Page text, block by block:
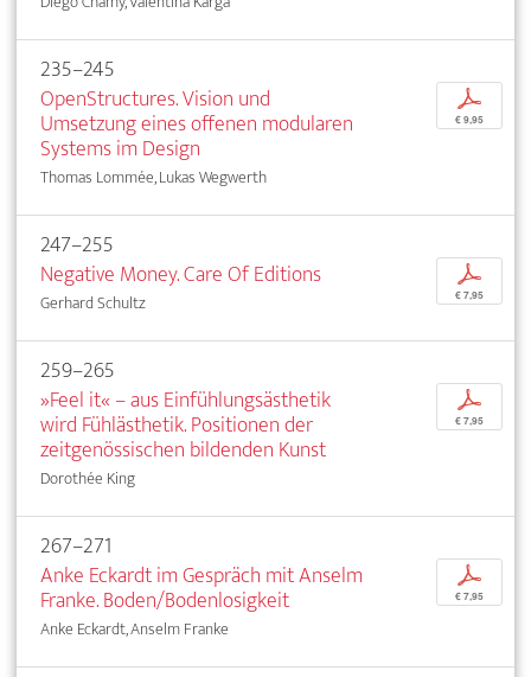
235–245
OpenStructures. Vision und
Umsetzung eines offenen modularen
Systems im Design
Thomas Lommée, Lukas Wegwerth
p
€ 9,95
247–255
Negative Money. Care Of Editions
Gerhard Schultz
p
€ 7,95
259–265
»Feel it« – aus Einfühlungsästhetik
wird Fühlästhetik. Positionen der
zeitgenössischen bildenden Kunst
Dorothée King
p
€ 7,95
267–271
Anke Eckardt im Gespräch mit Anselm
Franke. Boden/Bodenlosigkeit
Anke Eckardt, Anselm Franke
p
€ 7,95